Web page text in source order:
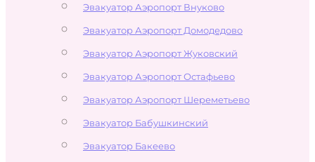
Эвакуатор Аэропорт Внуково
Эвакуатор Аэропорт Домодедово
Эвакуатор Аэропорт Жуковский
Эвакуатор Аэропорт Остафьево
Эвакуатор Аэропорт Шереметьево
Эвакуатор Бабушкинский
Эвакуатор Бакеево